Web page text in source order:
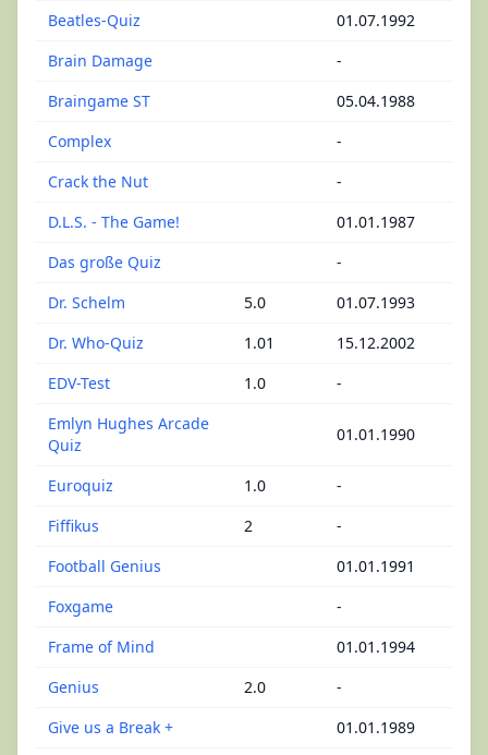
Beatles-Quiz
01.07.1992
Brain Damage
-
Braingame ST
05.04.1988
Complex
-
Crack the Nut
-
D.L.S. - The Game!
01.01.1987
Das große Quiz
-
Dr. Schelm
5.0
01.07.1993
Dr. Who-Quiz
1.01
15.12.2002
EDV-Test
1.0
-
Emlyn Hughes Arcade
Quiz
01.01.1990
Euroquiz 1.0
-
Fiffikus
2
-
Football Genius
01.01.1991
Foxgame
-
Frame of Mind
01.01.1994
Genius
2.0
-
Give us a Break +
01.01.1989